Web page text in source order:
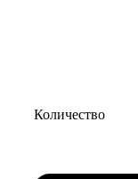
Количество